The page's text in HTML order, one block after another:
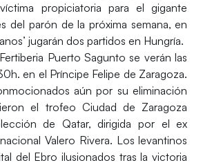
propiciatoria para el gigante
del parón de la próxima semana, en
jugarán dos partidos en Hungría.
Puerto Sagunto se verán las
en el Príncipe Felipe de Zaragoza.
aún por su eliminación
el trofeo Ciudad de Zaragoza
de Qatar, dirigida por el ex
Valero Rivera. Los levantinos
del Ebro ilusionados tras la victoria